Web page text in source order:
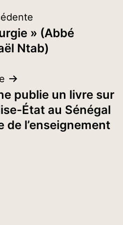
» (Abbé
Ntab)
publie un livre sur
État au Sénégal
de l’enseignement